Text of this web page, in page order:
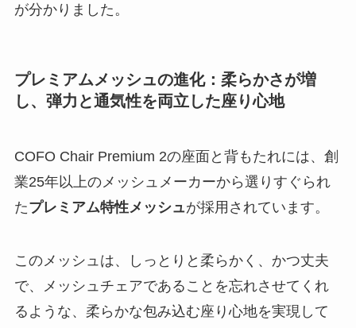
が分かりました。
プレミアムメッシュの進化：柔らかさが増
し、弾力と通気性を両立した座り心地
COFO Chair Premium 2の座面と背もたれには、創
業25年以上のメッシュメーカーから選りすぐられ
たプレミアム特性メッシュが採用されています。
このメッシュは、しっとりと柔らかく、かつ丈夫
で、メッシュチェアであることを忘れさせてくれ
るような、柔らかな包み込む座り心地を実現して